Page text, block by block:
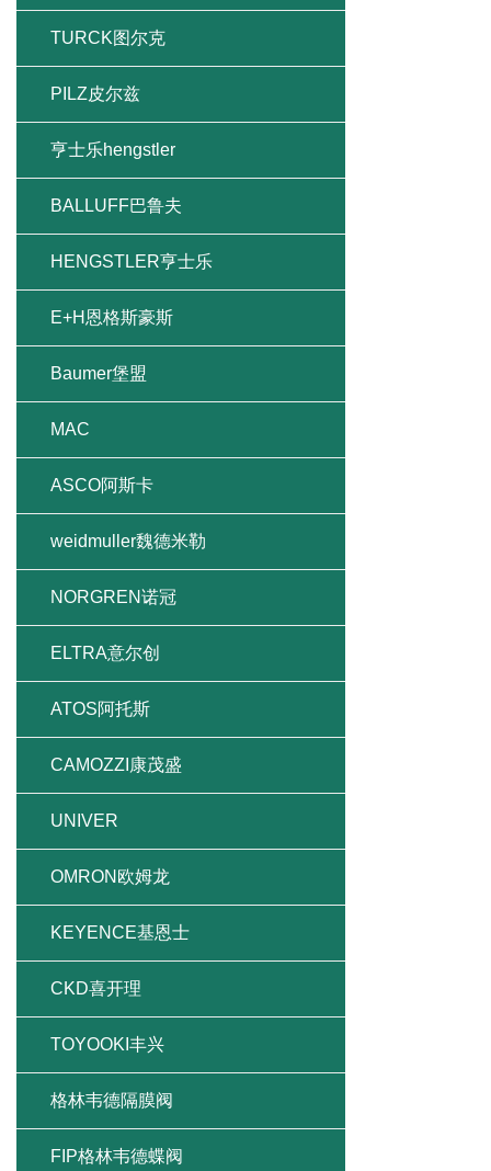
TURCK图尔克
PILZ皮尔兹
亨士乐hengstler
BALLUFF巴鲁夫
HENGSTLER亨士乐
E+H恩格斯豪斯
Baumer堡盟
MAC
ASCO阿斯卡
weidmuller魏德米勒
NORGREN诺冠
ELTRA意尔创
ATOS阿托斯
CAMOZZI康茂盛
UNIVER
OMRON欧姆龙
KEYENCE基恩士
CKD喜开理
TOYOOKI丰兴
格林韦德隔膜阀
FIP格林韦德蝶阀